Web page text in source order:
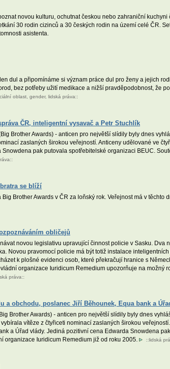
novou kulturu, ochutnat českou nebo zahraniční
30 rodin cizinců a 30 českých rodin na území celé ČR.
asistenta.
dul a připomínáme si význam práce dul pro ženy a jejich
bez potřeby užití medikace a nižší pravděpodobnost, že
oblast gender, lidská práva::
ČR, inteligentní vysavač a Petr Stuchlík
Brother Awards) - anticen pro největší slídily byly dnes
zaslaných širokou veřejností. Anticeny udělované ve
pak putovala spotřebitelské organizaci BEUC.
::
se blíží
Brother Awards v ČR za loňský rok. Veřejnost má v těchto
obličejů
novou legislativu upravující činnost policie v Sasku. Dva
Novou pravomocí policie má být totiž instalace
k plošné evidenci osob, které překračují hranice s
organizace Iuridicum Remedium upozorňuje na možný
práva::
obchodu, poslanec Jiří Běhounek, Equa bank a
Brother Awards) - anticen pro největší slídily byly dnes
vítěze z čtyřiceti nominací zaslaných širokou
a Úřad vlády. Jediná pozitivní cena Edwarda Snowdena
organizace Iuridicum Remedium již od roku 2005.
::lidská